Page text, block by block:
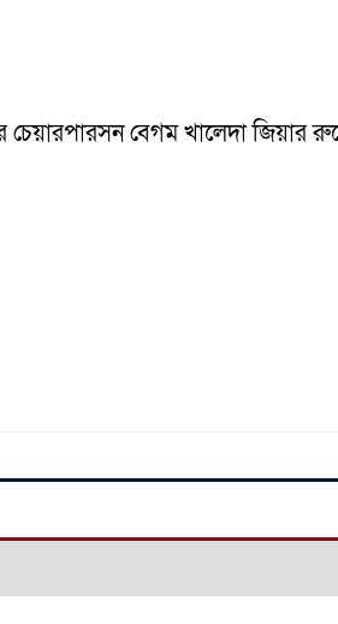
চেয়ারপারসন বেগম খালেদা জিয়ার